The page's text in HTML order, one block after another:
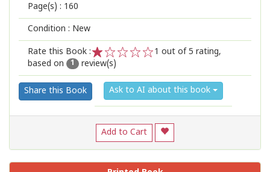
Page(s) : 160
Condition : New
Rate this Book :
2
1
1 out of 5 rating,
based on
1 review(s)
Share this Book Ask to AI about this book
Add to Cart